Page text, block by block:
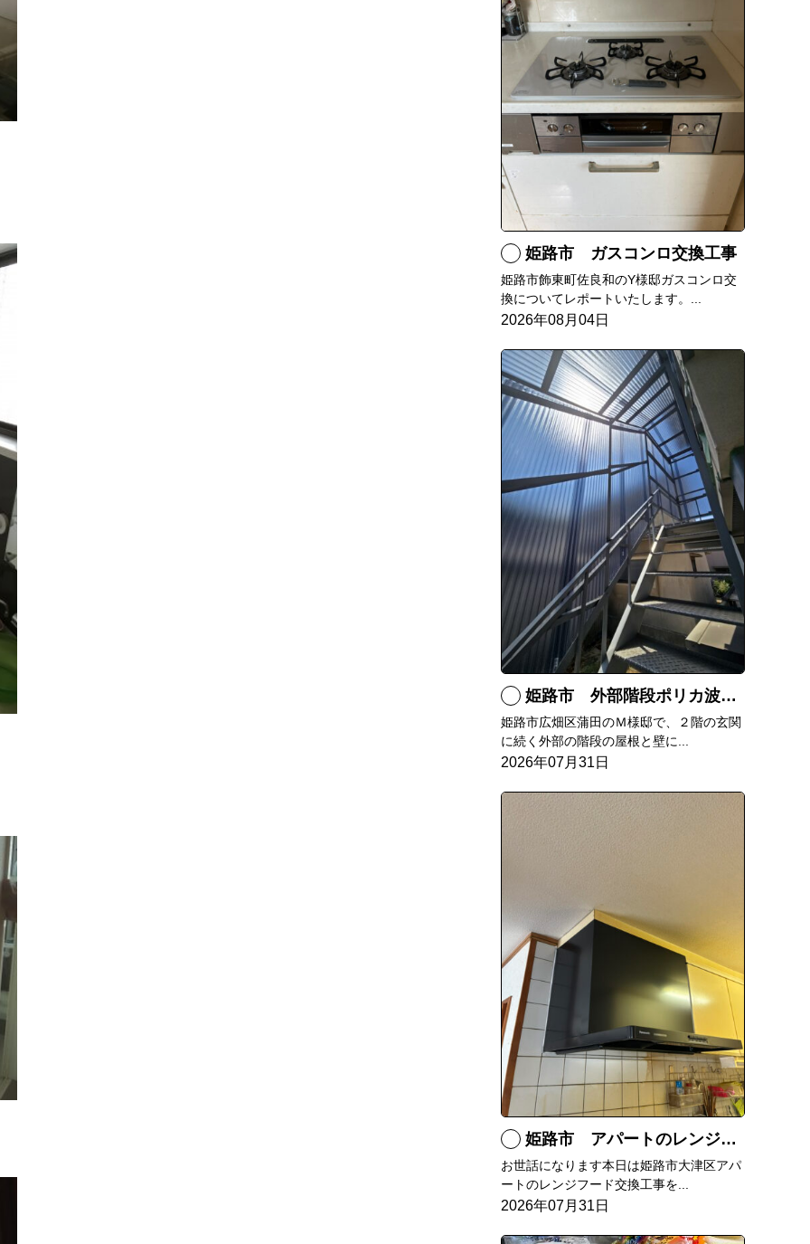
姫路市 ガスコンロ交換工事
姫路市飾東町佐良和のY様邸ガスコンロ交
換についてレポートいたします。...
2026年08月04日
姫路市 外部階段ポリカ波板張替工事
姫路市広畑区蒲田のＭ様邸で、２階の玄関
に続く外部の階段の屋根と壁に...
2026年07月31日
姫路市 アパートのレンジフード交換
お世話になります本日は姫路市大津区アパ
ートのレンジフード交換工事を...
2026年07月31日